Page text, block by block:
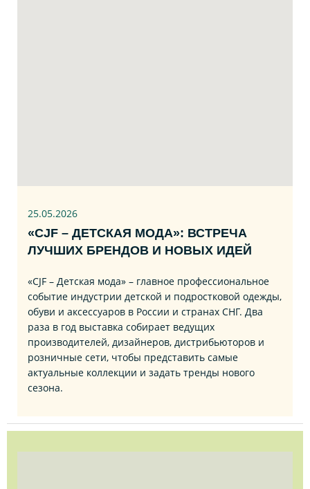
25.05.2026
«CJF – ДЕТСКАЯ МОДА»: ВСТРЕЧА
ЛУЧШИХ БРЕНДОВ И НОВЫХ ИДЕЙ
«CJF – Детская мода» – главное профессиональное
событие индустрии детской и подростковой одежды,
обуви и аксессуаров в России и странах СНГ. Два
раза в год выставка собирает ведущих
производителей, дизайнеров, дистрибьюторов и
розничные сети, чтобы представить самые
актуальные коллекции и задать тренды нового
сезона.